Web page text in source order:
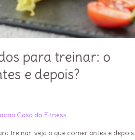
para treinar: o
e depois?
Casa do Fitness
treinar: veja o que comer antes e depois